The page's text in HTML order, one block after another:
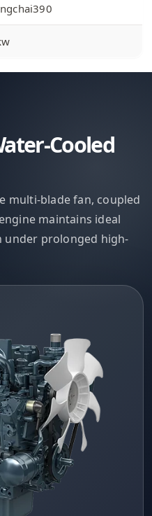
Cooled
multi-blade fan, coupled
maintains ideal
under prolonged high-